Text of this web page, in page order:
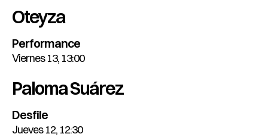
Oteyza
Performance
Viernes 13, 13:00
Paloma Suárez
Desfile
Jueves 12, 12:30